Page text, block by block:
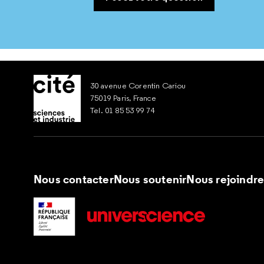
30 avenue Corentin Cariou
75019 Paris, France
Tel. 01 85 53 99 74
Nous contacterNous soutenirNous rejoindre